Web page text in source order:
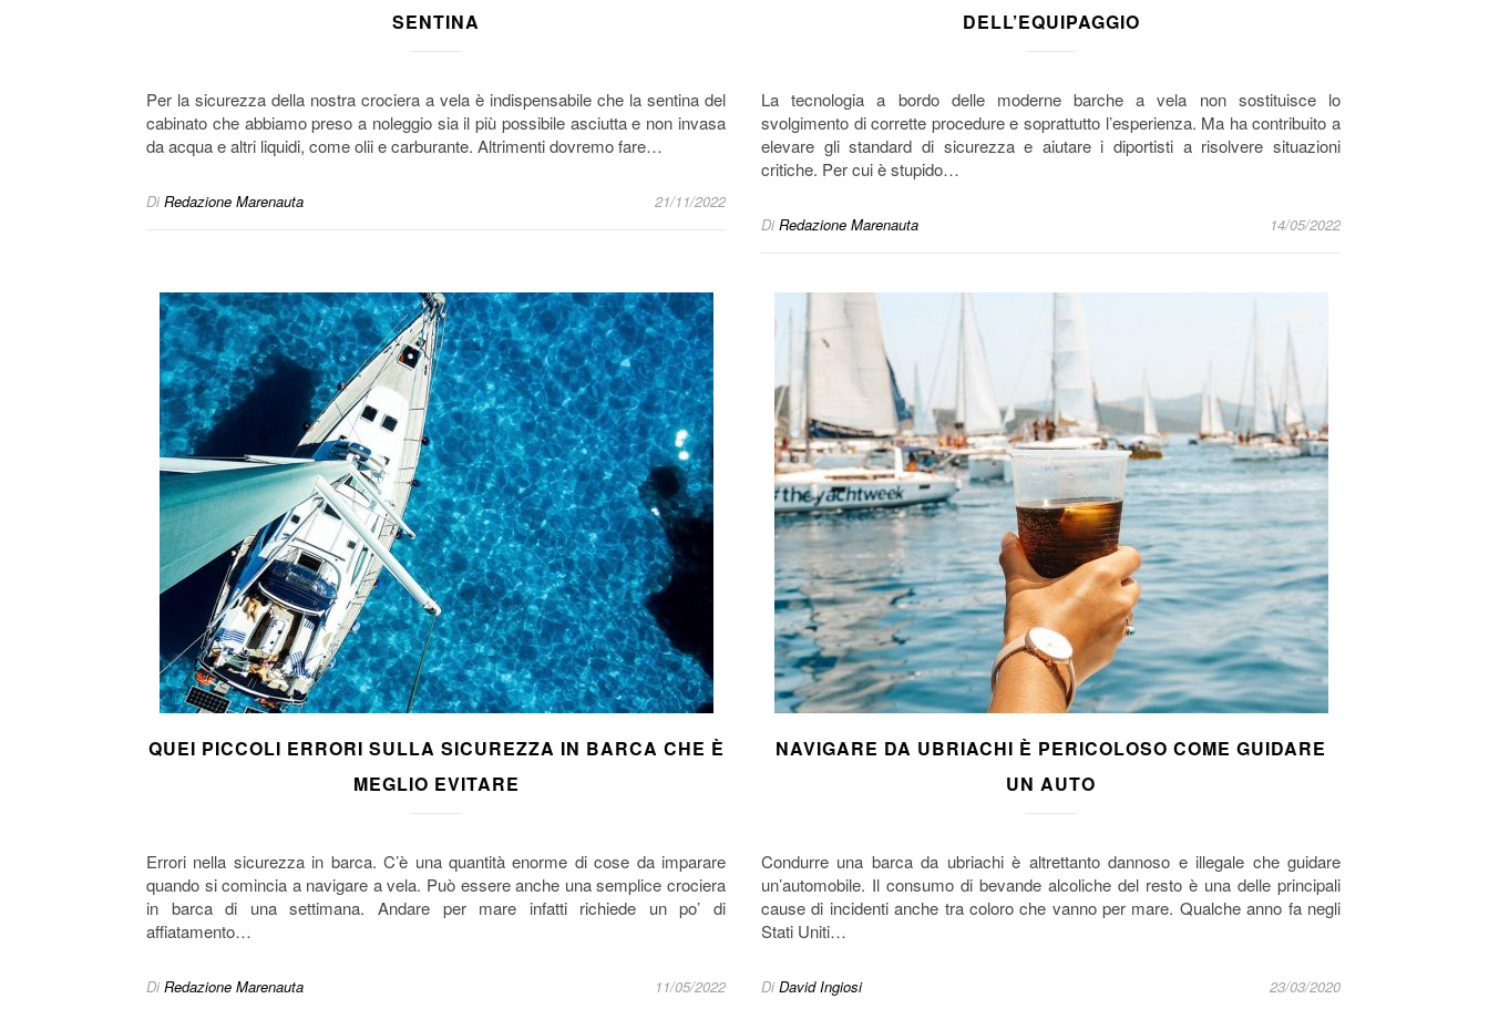
SENTINA
Per la sicurezza della nostra crociera a vela è indispensabile che la sentina del
cabinato che abbiamo preso a noleggio sia il più possibile asciutta e non invasa
da acqua e altri liquidi, come olii e carburante. Altrimenti dovremo fare…
Di Redazione Marenauta 21/11/2022
DELL’EQUIPAGGIO
La tecnologia a bordo delle moderne barche a vela non sostituisce lo
svolgimento di corrette procedure e soprattutto l’esperienza. Ma ha contribuito a
elevare gli standard di sicurezza e aiutare i diportisti a risolvere situazioni
critiche. Per cui è stupido…
Di Redazione Marenauta 14/05/2022
QUEI PICCOLI ERRORI SULLA SICUREZZA IN BARCA CHE È
MEGLIO EVITARE
Errori nella sicurezza in barca. C’è una quantità enorme di cose da imparare
quando si comincia a navigare a vela. Può essere anche una semplice crociera
in barca di una settimana. Andare per mare infatti richiede un po’ di
affiatamento…
Di Redazione Marenauta 11/05/2022
NAVIGARE DA UBRIACHI È PERICOLOSO COME GUIDARE
UN AUTO
Condurre una barca da ubriachi è altrettanto dannoso e illegale che guidare
un’automobile. Il consumo di bevande alcoliche del resto è una delle principali
cause di incidenti anche tra coloro che vanno per mare. Qualche anno fa negli
Stati Uniti…
Di David Ingiosi 23/03/2020